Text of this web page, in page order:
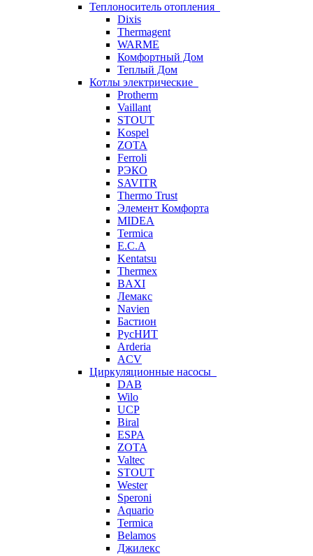
Теплоноситель отопления
Dixis
Thermagent
WARME
Комфортный Дом
Теплый Дом
Котлы электрические
Protherm
Vaillant
STOUT
Kospel
ZOTA
Ferroli
РЭКО
SAVITR
Thermo Trust
Элемент Комфорта
MIDEA
Termica
E.C.A
Kentatsu
Thermex
BAXI
Лемакс
Navien
Бастион
РусНИТ
Arderia
ACV
Циркуляционные насосы
DAB
Wilo
UCP
Biral
ESPA
ZOTA
Valtec
STOUT
Wester
Speroni
Aquario
Termica
Belamos
Джилекс